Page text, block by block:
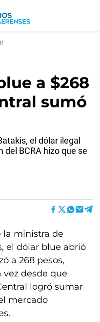
a $268
sumó
el dólar ilegal
del BCRA hizo que se
la ministra de
el dólar blue abrió
a 268 pesos,
desde que
logró sumar
mercado